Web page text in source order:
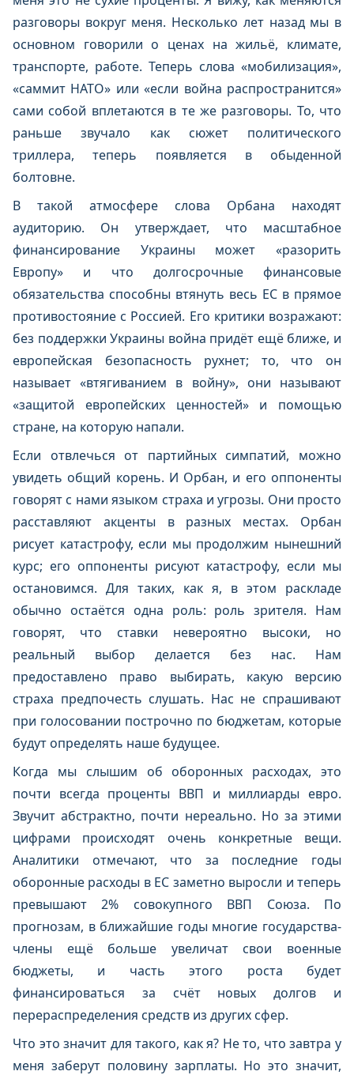
разговоры вокруг меня. Несколько лет назад мы в
основном говорили о ценах на жильё, климате,
транспорте, работе. Теперь слова «мобилизация»,
«саммит НАТО» или «если война распространится»
сами собой вплетаются в те же разговоры. То, что
раньше звучало как сюжет политического
триллера, теперь появляется в обыденной
болтовне.
В такой атмосфере слова Орбана находят
аудиторию. Он утверждает, что масштабное
финансирование Украины может «разорить
Европу» и что долгосрочные финансовые
обязательства способны втянуть весь ЕС в прямое
противостояние с Россией. Его критики возражают:
без поддержки Украины война придёт ещё ближе, и
европейская безопасность рухнет; то, что он
называет «втягиванием в войну», они называют
«защитой европейских ценностей» и помощью
стране, на которую напали.
Если отвлечься от партийных симпатий, можно
увидеть общий корень. И Орбан, и его оппоненты
говорят с нами языком страха и угрозы. Они просто
расставляют акценты в разных местах. Орбан
рисует катастрофу, если мы продолжим нынешний
курс; его оппоненты рисуют катастрофу, если мы
остановимся. Для таких, как я, в этом раскладе
обычно остаётся одна роль: роль зрителя. Нам
говорят, что ставки невероятно высоки, но
реальный выбор делается без нас. Нам
предоставлено право выбирать, какую версию
страха предпочесть слушать. Нас не спрашивают
при голосовании построчно по бюджетам, которые
будут определять наше будущее.
Когда мы слышим об оборонных расходах, это
почти всегда проценты ВВП и миллиарды евро.
Звучит абстрактно, почти нереально. Но за этими
цифрами происходят очень конкретные вещи.
Аналитики отмечают, что за последние годы
оборонные расходы в ЕС заметно выросли и теперь
превышают 2% совокупного ВВП Союза. По
прогнозам, в ближайшие годы многие государства-
члены ещё больше увеличат свои военные
бюджеты, и часть этого роста будет
финансироваться за счёт новых долгов и
перераспределения средств из других сфер.
Что это значит для такого, как я? Не то, что завтра у
меня заберут половину зарплаты. Но это значит,